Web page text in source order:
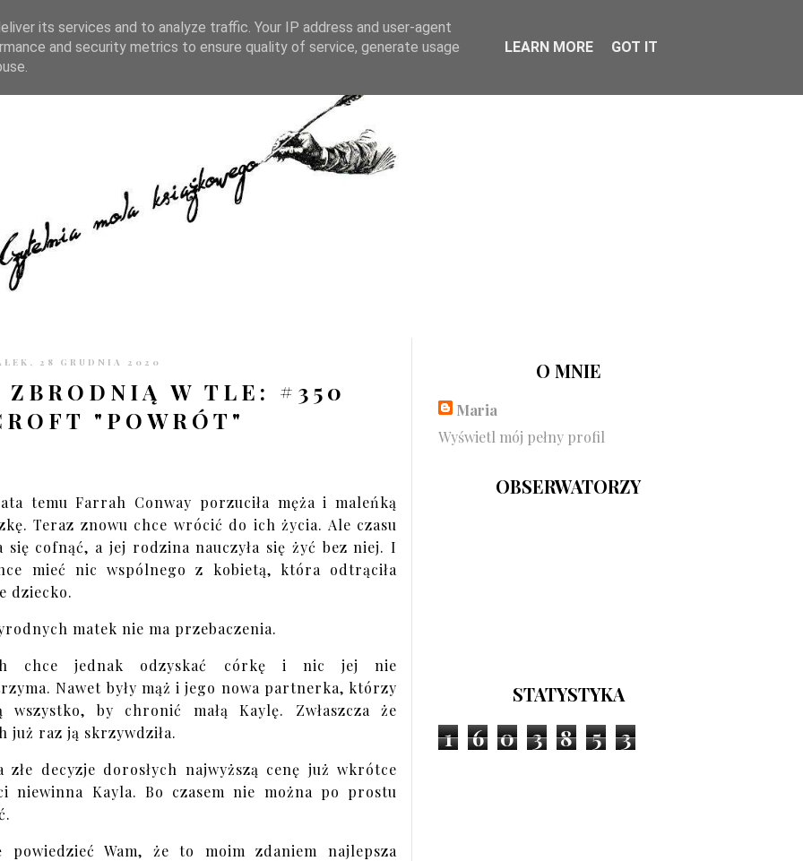
KONTAKT CZYTELNIA PO GODZINACH
28 GRUDNIA 2020
W TLE: #350
"POWRÓT"
temu Farrah Conway porzuciła męża i maleńką
Teraz znowu chce wrócić do ich życia. Ale czasu
się cofnąć, a jej rodzina nauczyła się żyć bez niej. I
mieć nic wspólnego z kobietą, która odtrąciła
dziecko.
matek nie ma przebaczenia.
chce jednak odzyskać córkę i nic jej nie
Nawet były mąż i jego nowa partnerka, którzy
wszystko, by chronić małą Kaylę. Zwłaszcza że
już raz ją skrzywdziła.
złe decyzje dorosłych najwyższą cenę już wkrótce
niewinna Kayla. Bo czasem nie można po prostu
powiedzieć Wam, że to moim zdaniem najlepsza
O MNIE
Maria
Wyświetl mój pełny profil
OBSERWATORZY
STATYSTYKA
1 6 0 3 8 5 3
its services and to analyze traffic. Your IP address and user-agent
and security metrics to ensure quality of service, generate usage
LEARN MORE GOT IT